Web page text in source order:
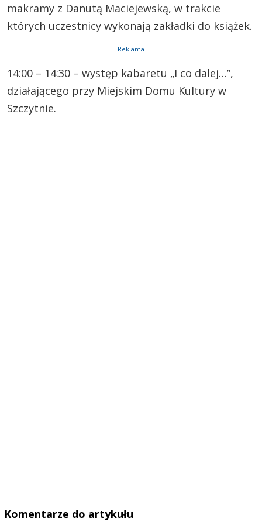
makramy z Danutą Maciejewską, w trakcie
których uczestnicy wykonają zakładki do książek.
Reklama
14:00 – 14:30 – występ kabaretu „I co dalej…”,
działającego przy Miejskim Domu Kultury w
Szczytnie.
Komentarze do artykułu